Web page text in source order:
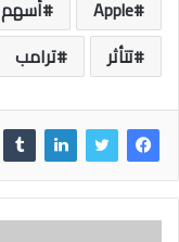
Apple أسهم
تتأثر
ترامب